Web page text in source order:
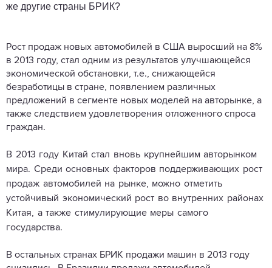
же другие страны БРИК?
Рост продаж новых автомобилей в США выросший на 8%
в 2013 году, стал одним из результатов улучшающейся
экономической обстановки, т.е., снижающейся
безработицы в стране, появлением различных
предложений в сегменте новых моделей на авторынке, а
также следствием удовлетворения отложенного спроса
граждан.
В 2013 году Китай стал вновь крупнейшим авторынком
мира. Среди основных факторов поддерживающих рост
продаж автомобилей на рынке, можно отметить
устойчивый экономический рост во внутренних районах
Китая, а также стимулирующие меры самого
государства.
В остальных странах БРИК продажи машин в 2013 году